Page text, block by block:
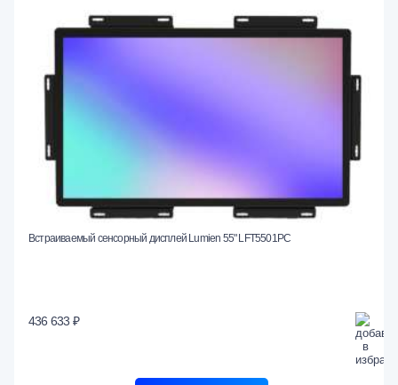
Встраиваемый сенсорный дисплей Lumien 55" LFT5501PC
436 633 ₽